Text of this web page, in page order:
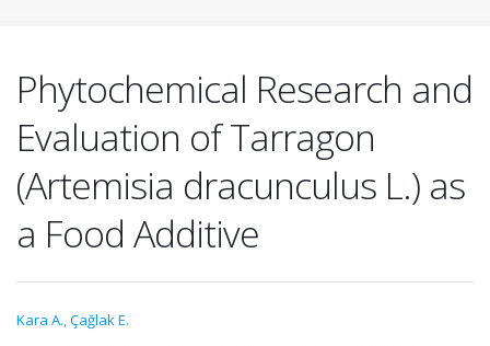
Phytochemical Research and
Evaluation of Tarragon
(Artemisia dracunculus L.) as
a Food Additive
Kara A.,Çağlak E.